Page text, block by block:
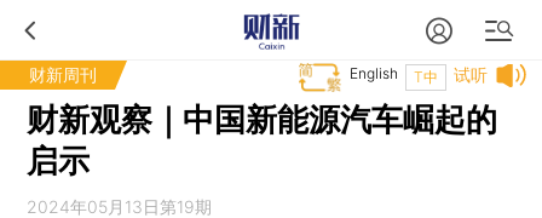
财新周刊 试听
T中
English
财新观察｜中国新能源汽车崛起的
启示
2024年05月13日第19期